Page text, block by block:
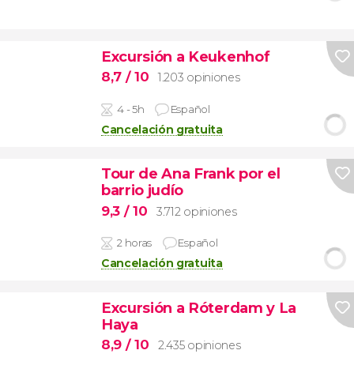
Excursión a Keukenhof
8,7 / 10 1.203 opiniones
4 - 5h Español
Cancelación gratuita
Tour de Ana Frank por el
barrio judío
9,3 / 10 3.712 opiniones
2 horas Español
Cancelación gratuita
Excursión a Róterdam y La
Haya
8,9 / 10 2.435 opiniones